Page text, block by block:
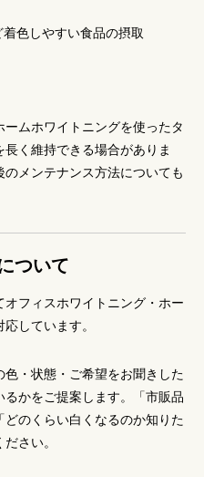
色しやすい食品の摂取
ムホワイトニングを使ったタ
く維持できる場合がありま
メンテナンス方法についても
ついて
フィスホワイトニング・ホー
しています。
・状態・ご希望をお聞きした
かをご提案します。「市販品
のくらい白くなるのか知りた
さい。